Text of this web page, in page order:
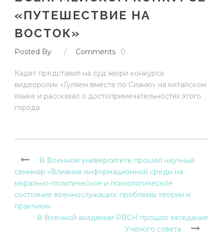
«ПУТЕШЕСТВИЕ НА
ВОСТОК»
Posted By / Comments 0
Кадет представил на суд жюри конкурса
видеоролик «Гуляем вместе по Сианю» на китайском
языке и рассказал о достопримечательностях этого
города.
В Военном университете прошёл научный
семинар «Влияние информационной среды на
морально-политическое и психологическое
состояние военнослужащих: проблемы теории и
практики»
В Военной академии РВСН прошло заседание
Учёного совета